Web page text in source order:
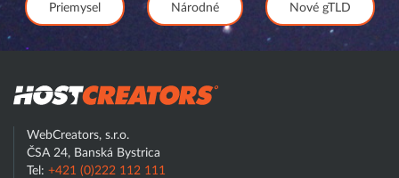
Priemysel Národné Nové gTLD
WebCreators, s.r.o.
ČSA 24, Banská Bystrica
Tel: +421 (0)222 112 111